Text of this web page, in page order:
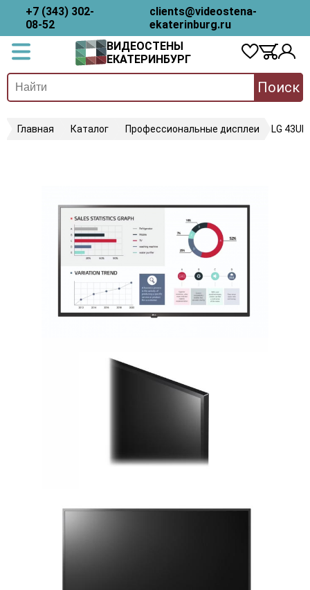
+7 (343) 302-
08-52
clients@videostena-
ekaterinburg.ru
ВИДЕОСТЕНЫ
ЕКАТЕРИНБУРГ
Поиск
Главная Каталог Профессиональные дисплеи LG